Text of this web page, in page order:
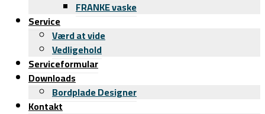
FRANKE vaske
Service
Værd at vide
Vedligehold
Serviceformular
Downloads
Bordplade Designer
Kontakt